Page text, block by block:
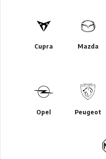
Cupra Mazda
Opel Peugeot